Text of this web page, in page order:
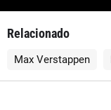
Relacionado
Max Verstappen